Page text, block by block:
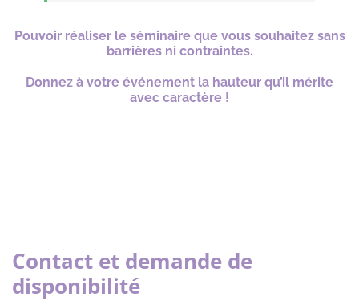
Pouvoir réaliser le séminaire que vous souhaitez sans
barrières ni contraintes.
Donnez à votre événement la hauteur qu’il mérite
avec caractère !
Contact et demande de
disponibilité